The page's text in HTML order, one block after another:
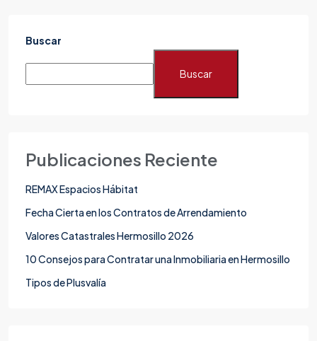
Buscar
Buscar
Publicaciones Reciente
REMAX Espacios Hábitat
Fecha Cierta en los Contratos de Arrendamiento
Valores Catastrales Hermosillo 2026
10 Consejos para Contratar una Inmobiliaria en Hermosillo
Tipos de Plusvalía